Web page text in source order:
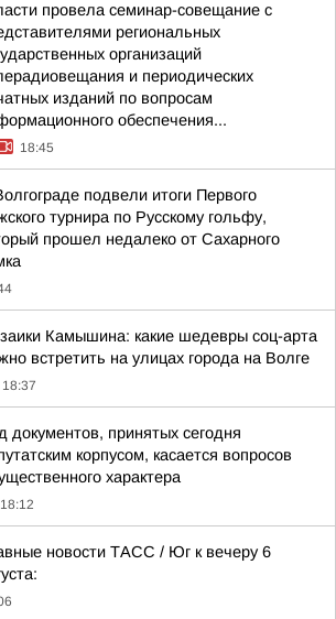
провела семинар-совещание с
региональных
организаций
и периодических
изданий по вопросам
обеспечения...
18:45
подвели итоги Первого
турнира по Русскому гольфу,
прошел недалеко от Сахарного
Камышина: какие шедевры соц-арта
встретить на улицах города на Волге
18:37
документов, принятых сегодня
корпусом, касается вопросов
характера
18:12
новости ТАСС / Юг к вечеру 6